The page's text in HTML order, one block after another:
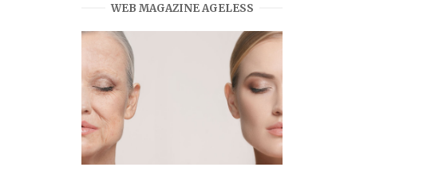
WEB MAGAZINE AGELESS